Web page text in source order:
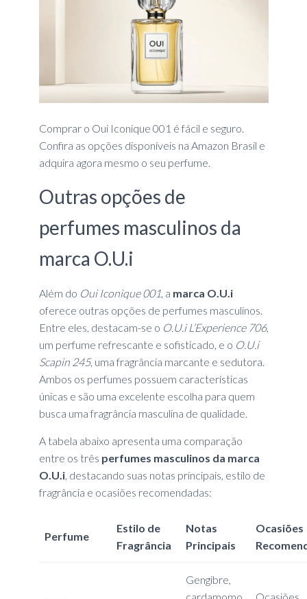
Comprar o Oui Iconique 001 é fácil e seguro.
Confira as opções disponíveis na Amazon Brasil e
adquira agora mesmo o seu perfume.
Outras opções de
perfumes masculinos da
marca O.U.i
Além do Oui Iconique 001, a marca O.U.i
oferece outras opções de perfumes masculinos.
Entre eles, destacam-se o O.U.i L’Experience 706,
um perfume refrescante e sofisticado, e o O.U.i
Scapin 245, uma fragrância marcante e sedutora.
Ambos os perfumes possuem características
únicas e são uma excelente escolha para quem
busca uma fragrância masculina de qualidade.
A tabela abaixo apresenta uma comparação
entre os três perfumes masculinos da marca
O.U.i, destacando suas notas principais, estilo de
fragrância e ocasiões recomendadas:
Perfume
Estilo de
Fragrância
Notas
Principais
Ocasiões
Gengibre,